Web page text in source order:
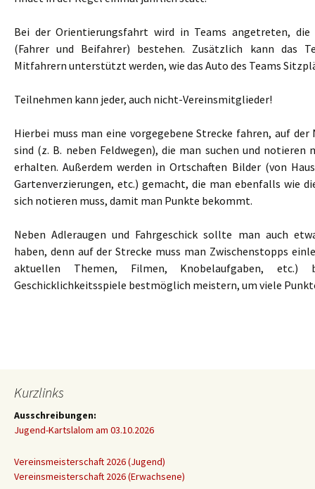
Bei der Orientierungsfahrt wird in Teams angetreten, die
(Fahrer und Beifahrer) bestehen. Zusätzlich kann das
Mitfahrern unterstützt werden, wie das Auto des Teams
Teilnehmen kann jeder, auch nicht-Vereinsmitglieder!
Hierbei muss man eine vorgegebene Strecke fahren, auf
sind (z. B. neben Feldwegen), die man suchen und notieren
erhalten. Außerdem werden in Ortschaften Bilder (von
Gartenverzierungen, etc.) gemacht, die man ebenfalls wie
sich notieren muss, damit man Punkte bekommt.
Neben Adleraugen und Fahrgeschick sollte man auch
haben, denn auf der Strecke muss man Zwischenstopps
aktuellen Themen, Filmen, Knobelaufgaben, etc.)
Geschicklichkeitsspiele bestmöglich meistern, um viele
Kurzlinks
Ausschreibungen:
Jugend-Kartslalom am 03.10.2026
Vereinsmeisterschaft 2026 (Jugend)
Vereinsmeisterschaft 2026 (Erwachsene)